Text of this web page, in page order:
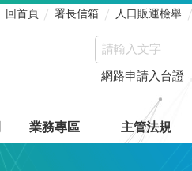
回首頁 署長信箱 人口販運檢舉
網路申請入台證
業務專區 主管法規